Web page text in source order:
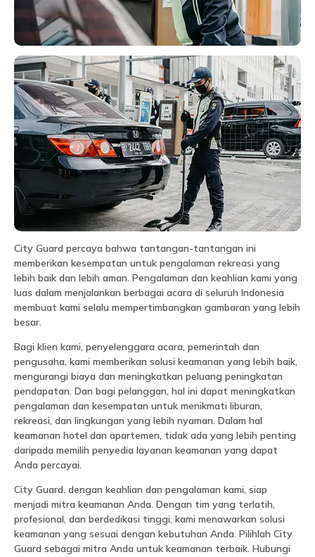
City Guard percaya bahwa tantangan-tantangan ini
memberikan kesempatan untuk pengalaman rekreasi yang
lebih baik dan lebih aman. Pengalaman dan keahlian kami yang
luas dalam menjalankan berbagai acara di seluruh Indonesia
membuat kami selalu mempertimbangkan gambaran yang lebih
besar.
Bagi klien kami, penyelenggara acara, pemerintah dan
pengusaha, kami memberikan solusi keamanan yang lebih baik,
mengurangi biaya dan meningkatkan peluang peningkatan
pendapatan. Dan bagi pelanggan, hal ini dapat meningkatkan
pengalaman dan kesempatan untuk menikmati liburan,
rekreasi, dan lingkungan yang lebih nyaman. Dalam hal
keamanan hotel dan apartemen, tidak ada yang lebih penting
daripada memilih penyedia layanan keamanan yang dapat
Anda percayai.
City Guard, dengan keahlian dan pengalaman kami, siap
menjadi mitra keamanan Anda. Dengan tim yang terlatih,
profesional, dan berdedikasi tinggi, kami menawarkan solusi
keamanan yang sesuai dengan kebutuhan Anda. Pilihlah City
Guard sebagai mitra Anda untuk keamanan terbaik. Hubungi